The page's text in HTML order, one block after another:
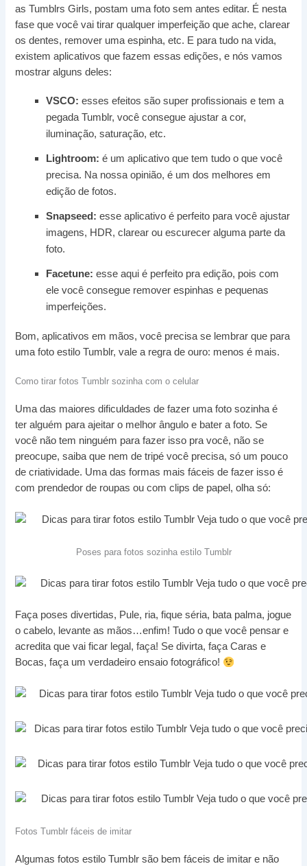
as Tumblrs Girls, postam uma foto sem antes editar. É nesta
fase que você vai tirar qualquer imperfeição que ache, clarear
os dentes, remover uma espinha, etc. E para tudo na vida,
existem aplicativos que fazem essas edições, e nós vamos
mostrar alguns deles:
VSCO: esses efeitos são super profissionais e tem a
pegada Tumblr, você consegue ajustar a cor,
iluminação, saturação, etc.
Lightroom: é um aplicativo que tem tudo o que você
precisa. Na nossa opinião, é um dos melhores em
edição de fotos.
Snapseed: esse aplicativo é perfeito para você ajustar
imagens, HDR, clarear ou escurecer alguma parte da
foto.
Facetune: esse aqui é perfeito pra edição, pois com
ele você consegue remover espinhas e pequenas
imperfeições.
Bom, aplicativos em mãos, você precisa se lembrar que para
uma foto estilo Tumblr, vale a regra de ouro: menos é mais.
Como tirar fotos Tumblr sozinha com o celular
Uma das maiores dificuldades de fazer uma foto sozinha é
ter alguém para ajeitar o melhor ângulo e bater a foto. Se
você não tem ninguém para fazer isso pra você, não se
preocupe, saiba que nem de tripé você precisa, só um pouco
de criatividade. Uma das formas mais fáceis de fazer isso é
com prendedor de roupas ou com clips de papel, olha só:
Poses para fotos sozinha estilo Tumblr
Faça poses divertidas, Pule, ria, fique séria, bata palma, jogue
o cabelo, levante as mãos…enfim! Tudo o que você pensar e
acredita que vai ficar legal, faça! Se divirta, faça Caras e
Bocas, faça um verdadeiro ensaio fotográfico!
Fotos Tumblr fáceis de imitar
Algumas fotos estilo Tumblr são bem fáceis de imitar e não